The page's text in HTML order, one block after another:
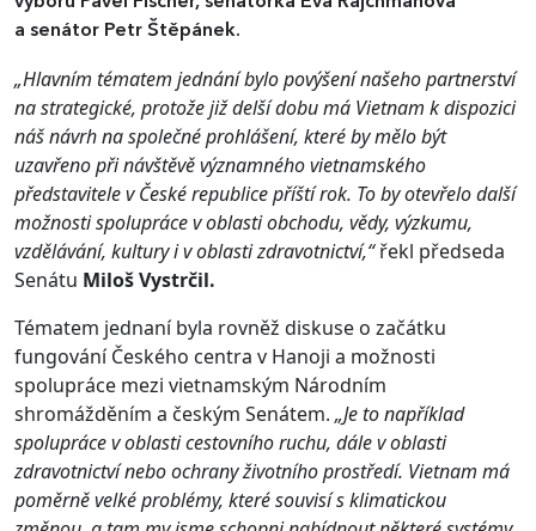
a senátor Petr Štěpánek.
„Hlavním tématem jednání bylo povýšení našeho partnerství
na strategické, protože již delší dobu má Vietnam k dispozici
náš návrh na společné prohlášení, které by mělo být
uzavřeno při návštěvě významného vietnamského
představitele v České republice příští rok. To by otevřelo další
možnosti spolupráce v oblasti obchodu, vědy, výzkumu,
vzdělávání, kultury i v oblasti zdravotnictví,“řekl předseda
Senátu Miloš Vystrčil.
Tématem jednaní byla rovněž diskuse o začátku
fungování Českého centra v Hanoji a možnosti
spolupráce mezi vietnamským Národním
shromážděním a českým Senátem. „Je to například
spolupráce v oblasti cestovního ruchu, dále v oblasti
zdravotnictví nebo ochrany životního prostředí. Vietnam má
poměrně velké problémy, které souvisí s klimatickou